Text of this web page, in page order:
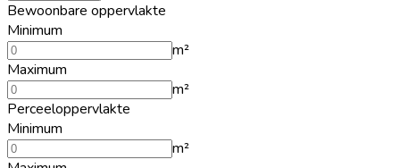
Bewoonbare oppervlakte
Minimum
m²
Maximum
m²
Perceeloppervlakte
Minimum
m²